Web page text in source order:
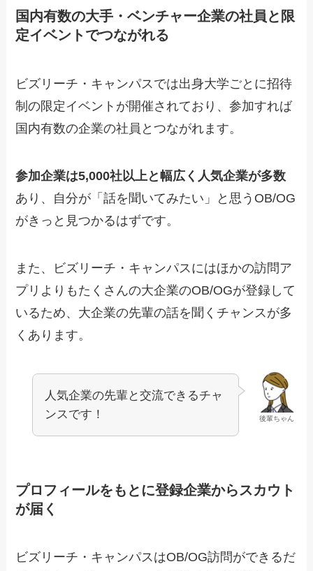
国内有数の大手・ベンチャー企業の社員と限
定イベントでつながれる
ビズリーチ・キャンパスでは出身大学ごとに招待
制の限定イベントが開催されており、参加すれば
国内有数の企業の社員とつながれます。
参加企業は5,000社以上と幅広く人気企業が多数
あり、自分が「話を聞いてみたい」と思うOB/OG
がきっと見つかるはずです。
また、ビズリーチ・キャンパスにはほかの訪問ア
プリよりもたくさんの大企業のOB/OGが登録して
いるため、大企業の先輩の話を聞くチャンスが多
くあります。
後輩ちゃん
人気企業の先輩と交流できるチャ
ンスです！
プロフィールをもとに登録企業からスカウト
が届く
ビズリーチ・キャンパスはOB/OG訪問ができるだ